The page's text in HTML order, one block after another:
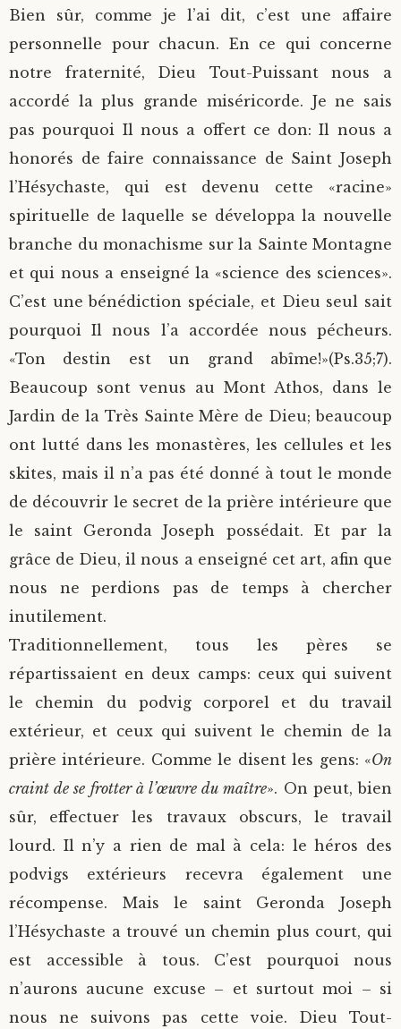
Bien sûr, comme je l’ai dit, c’est une affaire
personnelle pour chacun. En ce qui concerne
notre fraternité, Dieu Tout-Puissant nous a
accordé la plus grande miséricorde. Je ne sais
pas pourquoi Il nous a offert ce don: Il nous a
honorés de faire connaissance de Saint Joseph
l’Hésychaste, qui est devenu cette «racine»
spirituelle de laquelle se développa la nouvelle
branche du monachisme sur la Sainte Montagne
et qui nous a enseigné la «science des sciences».
C’est une bénédiction spéciale, et Dieu seul sait
pourquoi Il nous l’a accordée nous pécheurs.
«Ton destin est un grand abîme!»(Ps.35;7).
Beaucoup sont venus au Mont Athos, dans le
Jardin de la Très Sainte Mère de Dieu; beaucoup
ont lutté dans les monastères, les cellules et les
skites, mais il n’a pas été donné à tout le monde
de découvrir le secret de la prière intérieure que
le saint Geronda Joseph possédait. Et par la
grâce de Dieu, il nous a enseigné cet art, afin que
nous ne perdions pas de temps à chercher
inutilement.
Traditionnellement, tous les pères se
répartissaient en deux camps: ceux qui suivent
le chemin du podvig corporel et du travail
extérieur, et ceux qui suivent le chemin de la
prière intérieure. Comme le disent les gens: «On
craint de se frotter à l’œuvre du maître». On peut, bien
sûr, effectuer les travaux obscurs, le travail
lourd. Il n’y a rien de mal à cela: le héros des
podvigs extérieurs recevra également une
récompense. Mais le saint Geronda Joseph
l’Hésychaste a trouvé un chemin plus court, qui
est accessible à tous. C’est pourquoi nous
n’aurons aucune excuse – et surtout moi – si
nous ne suivons pas cette voie. Dieu Tout-